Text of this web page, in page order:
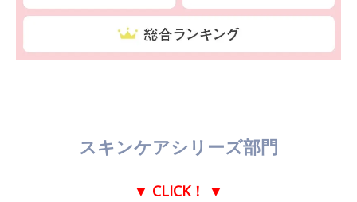
スキンケアシリーズ部門
▼ CLICK！ ▼